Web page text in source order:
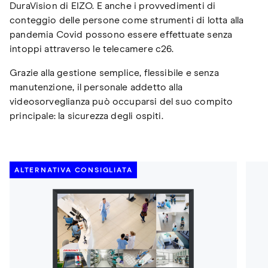
DuraVision di EIZO. E anche i provvedimenti di
conteggio delle persone come strumenti di lotta alla
pandemia Covid possono essere effettuate senza
intoppi attraverso le telecamere c26.
Grazie alla gestione semplice, flessibile e senza
manutenzione, il personale addetto alla
videosorveglianza può occuparsi del suo compito
principale: la sicurezza degli ospiti.
ALTERNATIVA CONSIGLIATA